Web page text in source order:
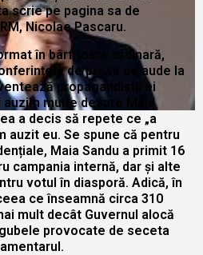
scrie pe pagina sa de
Nicolae Pascaru.
în bârfitoare ordinară,
de presă ce aude la
propagandiștii ei
auzim multe despre Maia
a decis să repete ce „a
auzit eu. Se spune că pentru
Maia Sandu a primit 16
campania internă, dar și alte
votul în diasporă. Adică, în
ce înseamnă circa 310
mult decât Guvernul alocă
provocate de seceta